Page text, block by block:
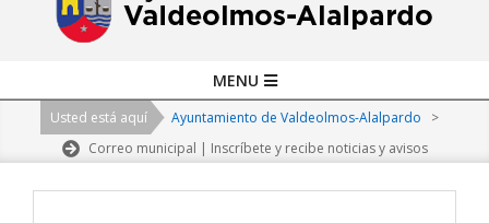
Navigation
MENU
Usted está aquí Ayuntamiento de Valdeolmos-Alalpardo
>
Correo municipal | Inscríbete y recibe noticias y avisos